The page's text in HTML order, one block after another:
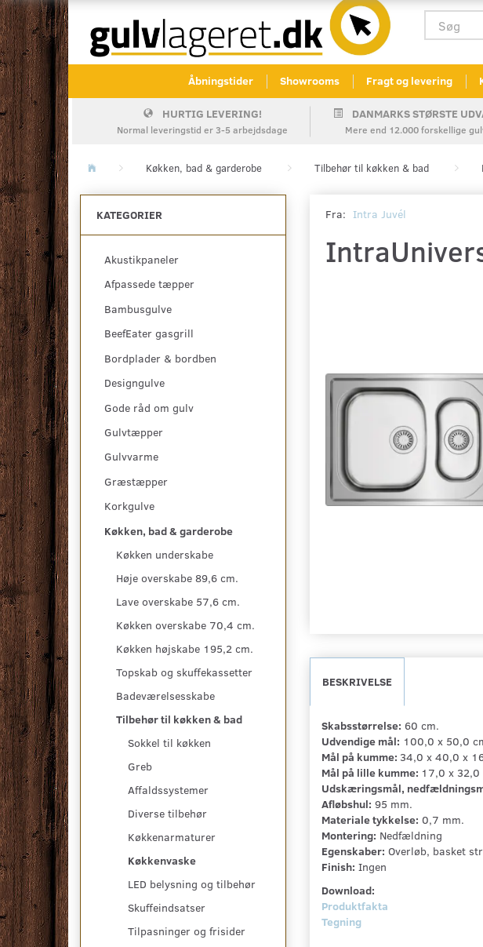
Åbningstider Showrooms Fragt og levering
HURTIG LEVERING!
Normal leveringstid er 3-5 arbejdsdage
DANMARKS STØRSTE
Mere end 12.000 forskellige
Køkken, bad & garderobe Tilbehør til køkken & bad
KATEGORIER
Akustikpaneler
Afpassede tæpper
Bambusgulve
BeefEater gasgrill
Bordplader & bordben
Designgulve
Gode råd om gulv
Gulvtæpper
Gulvvarme
Græstæpper
Korkgulve
Køkken, bad & garderobe
Køkken underskabe
Høje overskabe 89,6 cm.
Lave overskabe 57,6 cm.
Køkken overskabe 70,4 cm.
Køkken højskabe 195,2 cm.
Topskab og skuffekassetter
Badeværelsesskabe
Tilbehør til køkken & bad
Sokkel til køkken
Greb
Affaldssystemer
Diverse tilbehør
Køkkenarmaturer
Køkkenvaske
LED belysning og tilbehør
Skuffeindsatser
Tilpasninger og frisider
Fra: Intra Juvél
BESKRIVELSE
Skabsstørrelse: 60 cm.
Udvendige mål: 100,0 x 50,0
Mål på kumme: 34,0 x 40,0 x
Mål på lille kumme: 17,0 x 32,0
Udskæringsmål,
Afløbshul: 95 mm.
Materiale tykkelse: 0,7 mm.
Montering: Nedfældning
Egenskaber: Overløb, basket
Finish: Ingen
Download:
Produktfakta
Tegning